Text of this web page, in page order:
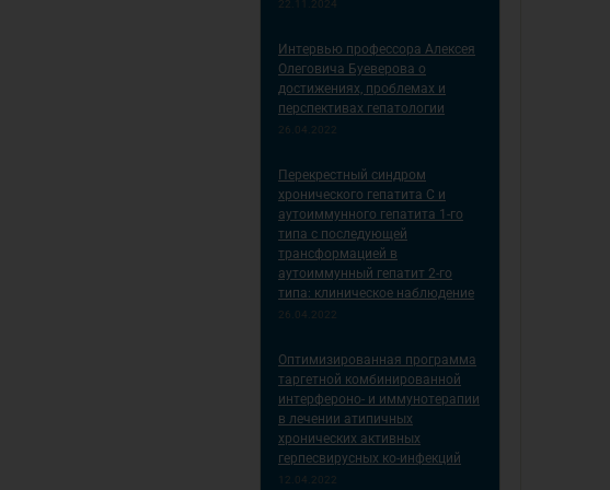
22.11.2024
Интервью профессора Алексея
Олеговича Буеверова о
достижениях, проблемах и
перспективах гепатологии
26.04.2022
Перекрестный синдром
хронического гепатита С и
аутоиммунного гепатита 1-го
типа с последующей
трансформацией в
аутоиммунный гепатит 2-го
типа: клиническое наблюдение
26.04.2022
Оптимизированная программа
таргетной комбинированной
интерфероно- и иммунотерапии
в лечении атипичных
хронических активных
герпесвирусных ко-инфекций
12.04.2022